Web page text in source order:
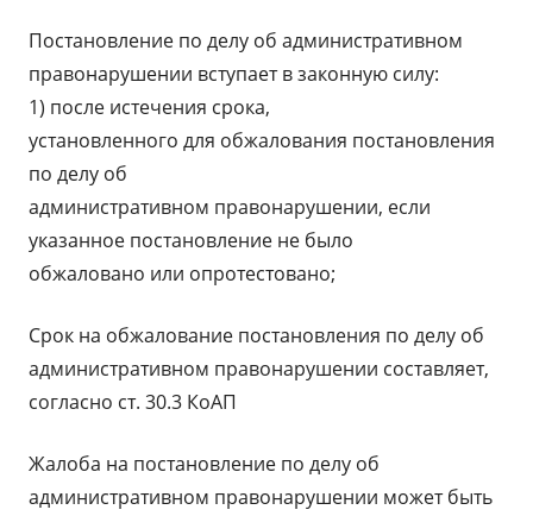
Постановление по делу об административном
правонарушении вступает в законную силу:
1) после истечения срока,
установленного для обжалования постановления
по делу об
административном правонарушении, если
указанное постановление не было
обжаловано или опротестовано;
Срок на обжалование постановления по делу об
административном правонарушении составляет,
согласно ст. 30.3 КоАП
Жалоба на постановление по делу об
административном правонарушении может быть